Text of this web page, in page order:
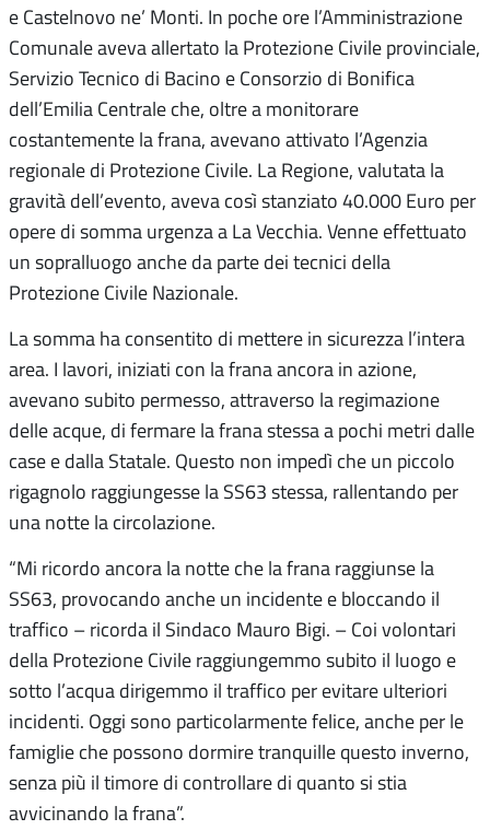
e Castelnovo ne’ Monti. In poche ore l’Amministrazione
Comunale aveva allertato la Protezione Civile provinciale,
Servizio Tecnico di Bacino e Consorzio di Bonifica
dell’Emilia Centrale che, oltre a monitorare
costantemente la frana, avevano attivato l’Agenzia
regionale di Protezione Civile. La Regione, valutata la
gravità dell’evento, aveva così stanziato 40.000 Euro per
opere di somma urgenza a La Vecchia. Venne effettuato
un sopralluogo anche da parte dei tecnici della
Protezione Civile Nazionale.
La somma ha consentito di mettere in sicurezza l’intera
area. I lavori, iniziati con la frana ancora in azione,
avevano subito permesso, attraverso la regimazione
delle acque, di fermare la frana stessa a pochi metri dalle
case e dalla Statale. Questo non impedì che un piccolo
rigagnolo raggiungesse la SS63 stessa, rallentando per
una notte la circolazione.
“Mi ricordo ancora la notte che la frana raggiunse la
SS63, provocando anche un incidente e bloccando il
traffico – ricorda il Sindaco Mauro Bigi. – Coi volontari
della Protezione Civile raggiungemmo subito il luogo e
sotto l’acqua dirigemmo il traffico per evitare ulteriori
incidenti. Oggi sono particolarmente felice, anche per le
famiglie che possono dormire tranquille questo inverno,
senza più il timore di controllare di quanto si stia
avvicinando la frana”.